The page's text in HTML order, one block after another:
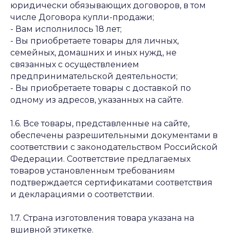
юридически обязывающих договоров, в том
числе Договора купли-продажи;
- Вам исполнилось 18 лет;
- Вы приобретаете товары для личных,
семейных, домашних и иных нужд, не
связанных с осуществлением
предпринимательской деятельности;
- Вы приобретаете товары с доставкой по
одному из адресов, указанных на сайте.
1.6. Все товары, представленные на сайте,
обеспечены разрешительными документами в
соответствии с законодательством Российской
Федерации. Соответствие предлагаемых
товаров установленным требованиям
подтверждается сертификатами соответствия
и декларациями о соответствии.
1.7. Страна изготовления товара указана на
вшивной этикетке.